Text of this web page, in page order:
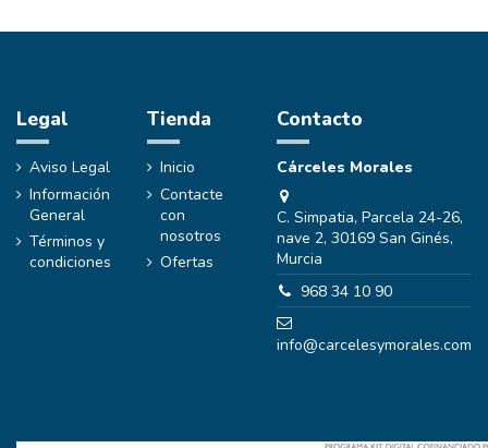
Legal
Aviso Legal
Información
General
Términos y
condiciones
Tienda
Inicio
Contacte
con
nosotros
Ofertas
Contacto
Cárceles Morales
C. Simpatia, Parcela 24-26,
nave 2, 30169 San Ginés,
Murcia
968 34 10 90
info@carcelesymorales.com